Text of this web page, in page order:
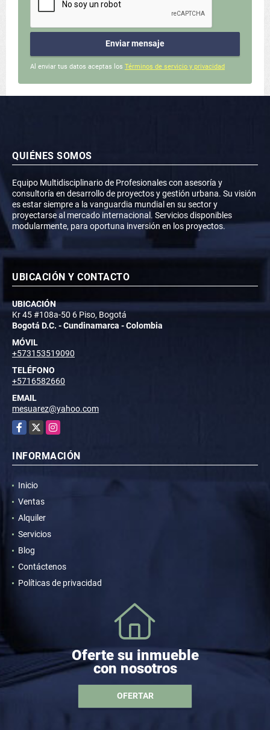
Enviar mensaje
Al enviar tus datos aceptas los Términos de servicio y privacidad
QUIÉNES SOMOS
Equipo Multidisciplinario de Profesionales con asesoría y
consultoría en desarrollo de proyectos y gestión urbana. Su visión
es estar siempre a la vanguardia mundial en su sector y
proyectarse al mercado internacional. Servicios disponibles
modularmente, para oportuna inversión en los proyectos.
UBICACIÓN Y CONTACTO
UBICACIÓN
Kr 45 #108a-50 6 Piso, Bogotá
Bogotá D.C. - Cundinamarca - Colombia
MÓVIL
+573153519090
TELÉFONO
+5716582660
EMAIL
mesuarez@yahoo.com
Facebook
X Instagram
INFORMACIÓN
Inicio
Ventas
Alquiler
Servicios
Blog
Contáctenos
Políticas de privacidad
Oferte su inmueble
con nosotros
OFERTAR